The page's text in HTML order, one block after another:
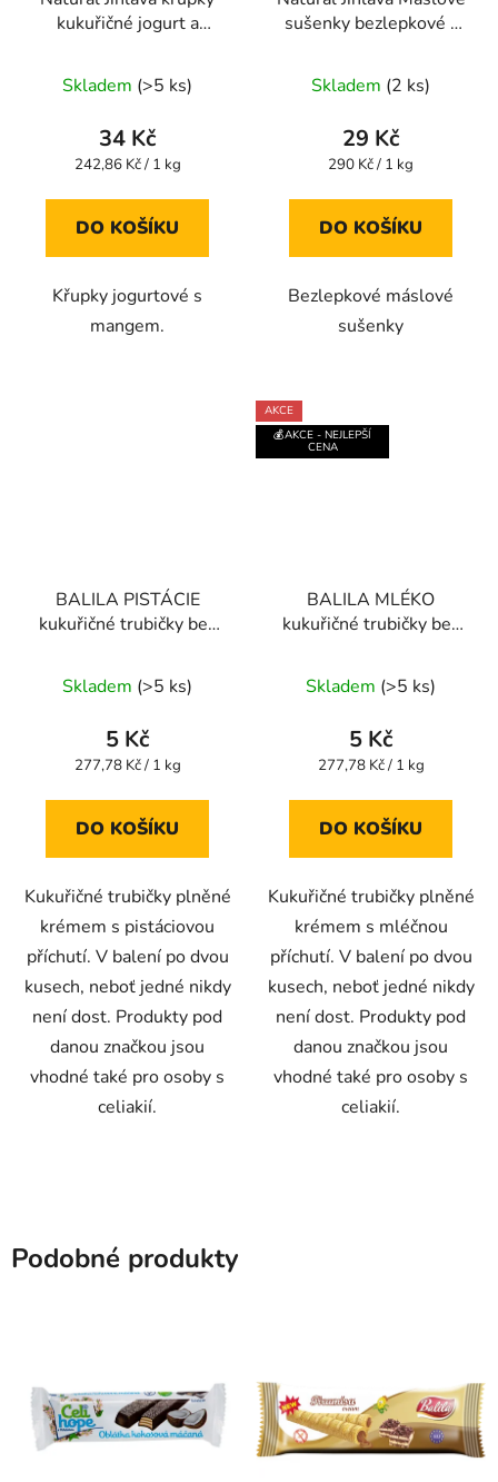
kukuřičné jogurt a
hodnocení
produktu
je
z
Skladem (>5 ks)
34 Kč
Měrná
242,86 Kč / 1 kg
DO KOŠÍKU
Křupky jogurtové s
mangem.
sušenky bezlepkové -
hodnocení
produktu
je
z
Skladem (2 ks)
29 Kč
Měrná
290 Kč / 1 kg
DO KOŠÍKU
Bezlepkové máslové
sušenky
BALILA PISTÁCIE
kukuřičné trubičky bez
hodnocení
produktu
je
z
Skladem (>5 ks)
5 Kč
Měrná
277,78 Kč / 1 kg
DO KOŠÍKU
Kukuřičné trubičky plněné
krémem s pistáciovou
příchutí. V balení po dvou
kusech, neboť jedné nikdy
není dost. Produkty pod
danou značkou jsou
vhodné také pro osoby s
celiakií.
AKCE
💰AKCE - NEJLEPŠÍ
CENA
BALILA MLÉKO
kukuřičné trubičky bez
hodnocení
produktu
je
z
Skladem (>5 ks)
5 Kč
Měrná
277,78 Kč / 1 kg
DO KOŠÍKU
Kukuřičné trubičky plněné
krémem s mléčnou
příchutí. V balení po dvou
kusech, neboť jedné nikdy
není dost. Produkty pod
danou značkou jsou
vhodné také pro osoby s
celiakií.
Podobné produkty